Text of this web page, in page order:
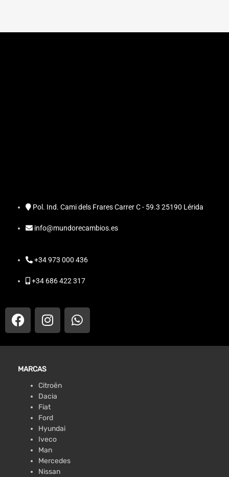
Pol. Ind. Cami dels Frares Carrer C - 59.3 25190 Lérida
info@mundorecambios.es
+34 973 000 436
+34 686 422 317
MARCAS
Citroën
Dacia
Fiat
Ford
Hyundai
Iveco
Man
Mercedes
Nissan